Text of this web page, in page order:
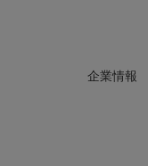
企業情報